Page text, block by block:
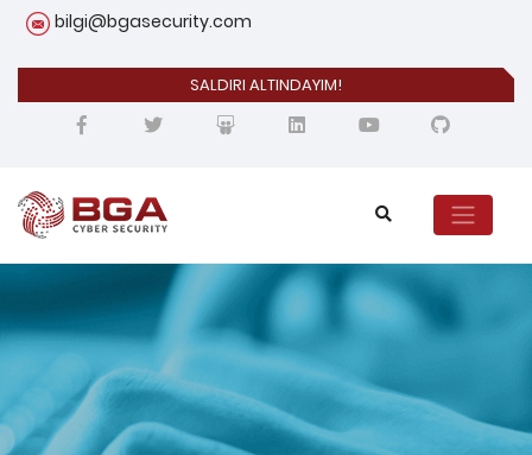
bilgi@bgasecurity.com
SALDIRI ALTINDAYIM!